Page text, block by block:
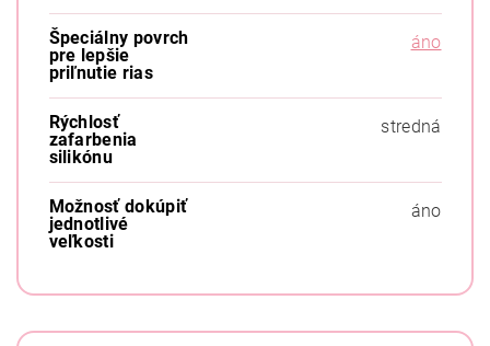
Špeciálny povrch
pre lepšie
priľnutie rias
áno
Rýchlosť
zafarbenia
silikónu
stredná
Možnosť dokúpiť
jednotlivé
veľkosti
áno